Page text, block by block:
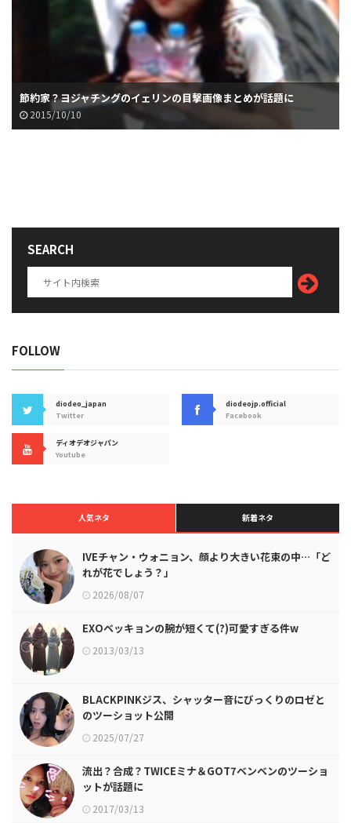
節約家？ヨジャチングのイェリンの目撃画像まとめが話題に
2015/10/10
SEARCH
FOLLOW
diodeo_japan
Twitter
diodeojp.official
Facebook
ディオデオジャパン
Youtube
人気ネタ 新着ネタ
IVEチャン・ウォニョン、顔より大きい花束の中…「ど
れが花でしょう？」
2026/08/07
EXOベッキョンの腕が短くて(?)可愛すぎる件w
2013/03/13
BLACKPINKジス、シャッター音にびっくりのロゼと
のツーショット公開
2025/07/27
流出？合成？TWICEミナ＆GOT7ベンベンのツーショ
ットが話題に
2017/03/13